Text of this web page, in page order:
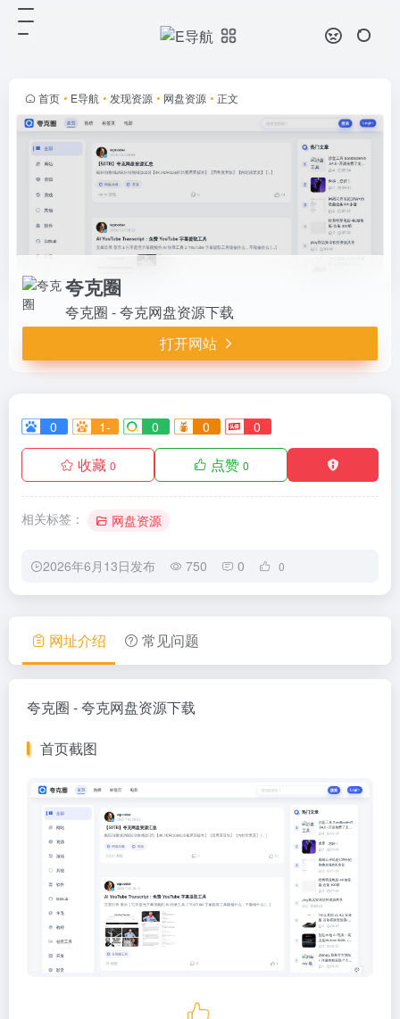
首页 • E导航 • 发现资源 • 网盘资源 • 正文
夸克圈
夸克圈 - 夸克网盘资源下载
打开网站
0 1- 0 0 0
收藏 0 点赞 0
相关标签： 网盘资源
2026年6月13日发布 750 0 0
网址介绍 常见问题
夸克圈 - 夸克网盘资源下载
首页截图